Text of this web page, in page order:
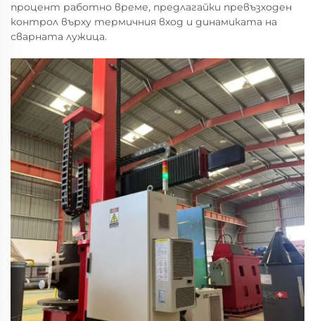
процент работно време, предлагайки превъзходен
контрол върху термичния вход и динамиката на
сварната лужица.